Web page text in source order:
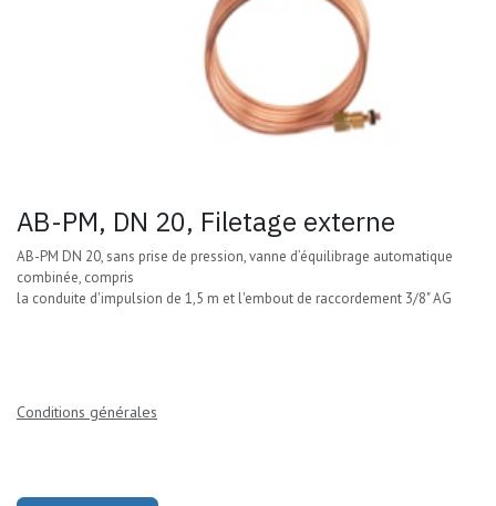
AB-PM, DN 20, Filetage externe
AB-PM DN 20, sans prise de pression, vanne d’équilibrage automatique
combinée, compris
la conduite d'impulsion de 1,5 m et l'embout de raccordement 3/8" AG
Conditions générales